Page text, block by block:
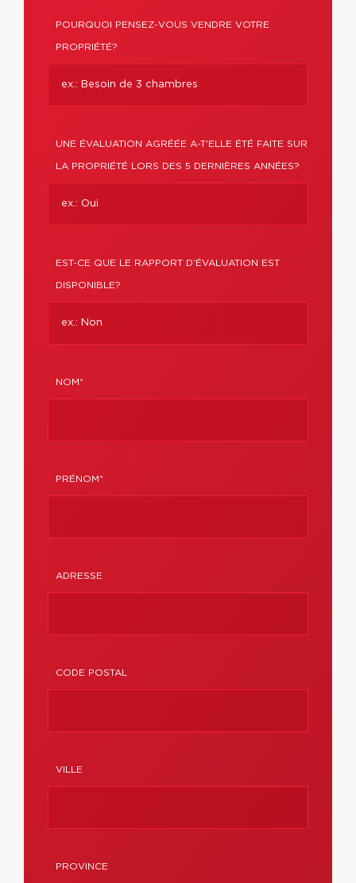
POURQUOI PENSEZ-VOUS VENDRE VOTRE
PROPRIÉTÉ?
UNE ÉVALUATION AGRÉÉE A-T'ELLE ÉTÉ FAITE SUR
LA PROPRIÉTÉ LORS DES 5 DERNIÈRES ANNÉES?
EST-CE QUE LE RAPPORT D’ÉVALUATION EST
DISPONIBLE?
NOM*
PRÉNOM*
ADRESSE
CODE POSTAL
VILLE
PROVINCE